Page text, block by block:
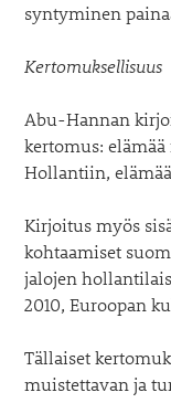
syntyminen
Kertomuksellisuus
Abu-Hannan
kertomus:
Hollantiin,
Kirjoitus myös
kohtaamiset
jalojen
2010, Euroopan
Tällaiset
muistettavan ja